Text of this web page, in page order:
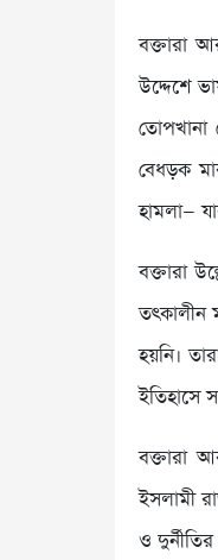
বক্তারা
উদ্দেশে
তোপখানা
বেধড়ক
হামলা—
বক্তারা
তৎকালীন
হয়নি।
ইতিহাসে
বক্তারা
ইসলামী
ও